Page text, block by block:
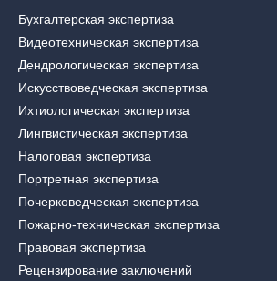
Бухгалтерская экспертиза
Видеотехническая экспертиза
Дендрологическая экспертиза
Искусствоведческая экспертиза
Ихтиологическая экспертиза
Лингвистическая экспертиза
Налоговая экспертиза
Портретная экспертиза
Почерковедческая экспертиза
Пожарно-техническая экспертиза
Правовая экспертиза
Рецензирование заключений